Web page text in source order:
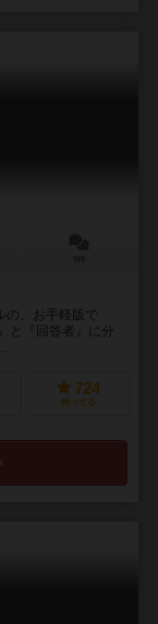
の、お手軽版で
と『回答者』に分
724
持ってる